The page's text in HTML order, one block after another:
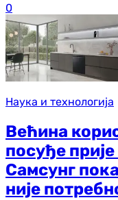
0
Наука и технологија
Већина
посуђе
Самсунг
није